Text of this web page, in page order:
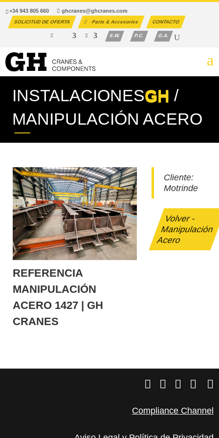
+34 943 805 660 ghcranes@ghcranes.com
SOLICITUD DE OFERTA Parts & Accesories CONTACTO
S.W. P.C. G.A.
INSTALACIONESGH /
MANIPULACIÓN ACERO
REFERENCIA
MANIPULACIÓN
ACERO 1427 | GH
CRANES
Cliente:
Motrinde
Volver -
Manipulación
Acero
Compliance Channel